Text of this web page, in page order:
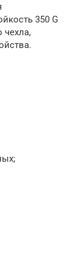
350 G
чехла,